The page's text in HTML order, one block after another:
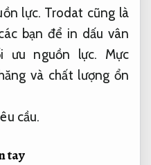
lực. Trodat cũng là
bạn để in dấu vân
ưu nguồn lực. Mực
và chất lượng ổn
cầu.
tay